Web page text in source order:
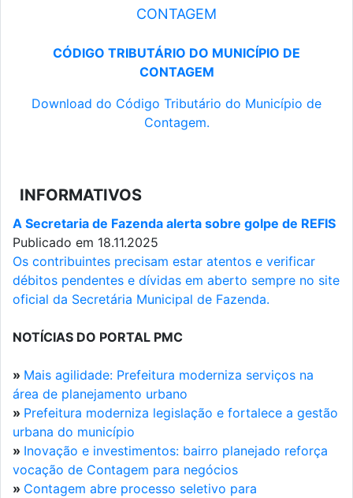
CONTAGEM
CÓDIGO TRIBUTÁRIO DO MUNICÍPIO DE
CONTAGEM
Download do Código Tributário do Município de
Contagem.
INFORMATIVOS
A Secretaria de Fazenda alerta sobre golpe de REFIS
Publicado em 18.11.2025
Os contribuintes precisam estar atentos e verificar
débitos pendentes e dívidas em aberto sempre no site
oficial da Secretária Municipal de Fazenda.
NOTÍCIAS DO PORTAL PMC
» Mais agilidade: Prefeitura moderniza serviços na
área de planejamento urbano
» Prefeitura moderniza legislação e fortalece a gestão
urbana do município
» Inovação e investimentos: bairro planejado reforça
vocação de Contagem para negócios
» Contagem abre processo seletivo para